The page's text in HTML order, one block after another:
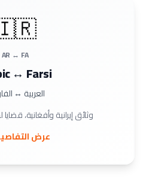
AR ↔ FA
↔ Farsi
العربية ↔
وثائق إيرانية وأفغانية،
عرض